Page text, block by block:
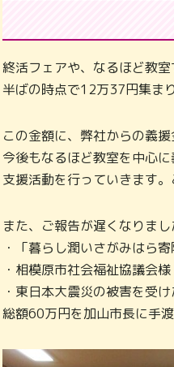
終活フェアや、なるほど教
半ばの時点で12万37円集ま
この金額に、弊社からの義
今後もなるほど教室を中心
支援活動を行っていきます
また、ご報告が遅くなりま
・「暮らし潤いさがみはら
・相模原市社会福祉協議会
・東日本大震災の被害を受
総額60万円を加山市長に手